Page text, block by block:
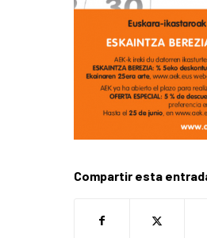
Compartir esta